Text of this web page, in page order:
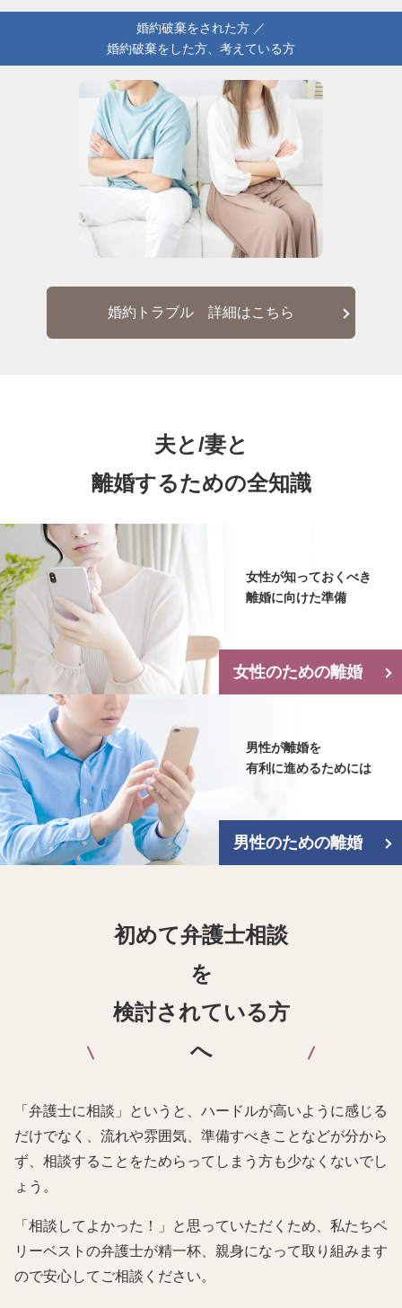
婚約破棄をされた方 ／
婚約破棄をした方、考えている方
婚約トラブル 詳細はこちら
夫と/妻と
離婚するための全知識
女性が知っておくべき
離婚に向けた準備
女性のための離婚
男性が離婚を
有利に進めるためには
男性のための離婚
初めて弁護士相談
を
検討されている方
へ
「弁護士に相談」というと、ハードルが高いように感じる
だけでなく、流れや雰囲気、準備すべきことなどが分から
ず、相談することをためらってしまう方も少なくないでし
ょう。
「相談してよかった！」と思っていただくため、私たちベ
リーベストの弁護士が精一杯、親身になって取り組みます
ので安心してご相談ください。